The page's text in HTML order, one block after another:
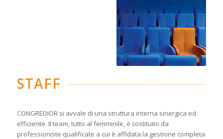
STAFF
CONGREDIOR si avvale di una struttura interna sinergica ed
efficiente. Il team, tutto al femminile, è costituito da
professioniste qualificate a cui è affidata la gestione completa